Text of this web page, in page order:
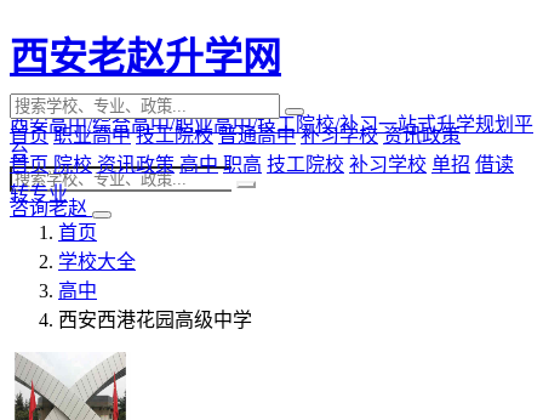
西安老赵升学网
西安高中/综合高中/职业高中/技工院校/补习一站式升学规划平
台
咨询老赵
首页 职业高中 技工院校 普通高中 补习学校 资讯政策
首页 院校 资讯政策 高中 职高 技工院校 补习学校 单招 借读
转专业
首页
学校大全
高中
西安西港花园高级中学